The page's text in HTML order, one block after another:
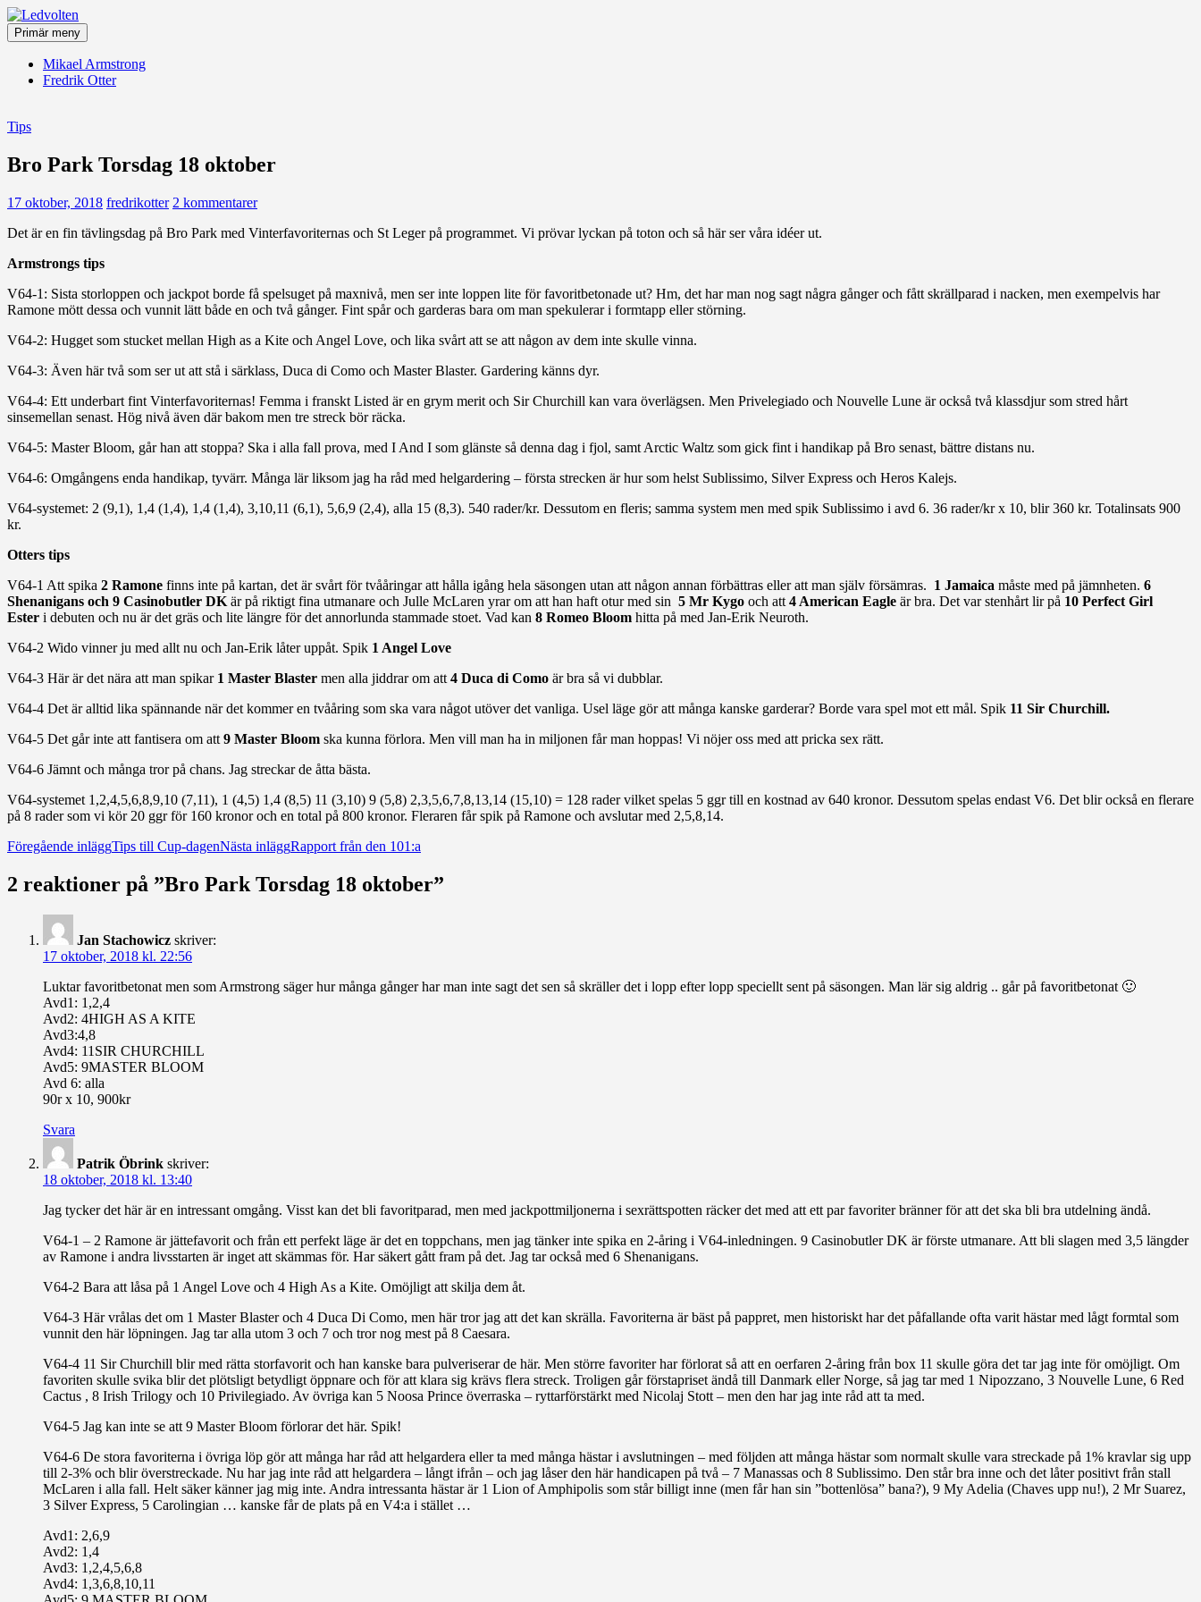
Hoppa
till
innehåll
Ledvolten
Primär meny
Mikael Armstrong
Fredrik Otter
Tips
Bro Park Torsdag 18 oktober
17 oktober, 2018 fredrikotter 2 kommentarer
Det är en fin tävlingsdag på Bro Park med Vinterfavoriternas och St Leger på programmet. Vi prövar lyckan på toton och så här ser våra idéer ut.
Armstrongs tips
V64-1: Sista storloppen och jackpot borde få spelsuget på maxnivå, men ser inte loppen lite för favoritbetonade ut? Hm, det har man nog sagt några gånger och fått skrällparad i nacken, men exempelvis har
Ramone mött dessa och vunnit lätt både en och två gånger. Fint spår och garderas bara om man spekulerar i formtapp eller störning.
V64-2: Hugget som stucket mellan High as a Kite och Angel Love, och lika svårt att se att någon av dem inte skulle vinna.
V64-3: Även här två som ser ut att stå i särklass, Duca di Como och Master Blaster. Gardering känns dyr.
V64-4: Ett underbart fint Vinterfavoriternas! Femma i franskt Listed är en grym merit och Sir Churchill kan vara överlägsen. Men Privelegiado och Nouvelle Lune är också två klassdjur som stred hårt
sinsemellan senast. Hög nivå även där bakom men tre streck bör räcka.
V64-5: Master Bloom, går han att stoppa? Ska i alla fall prova, med I And I som glänste så denna dag i fjol, samt Arctic Waltz som gick fint i handikap på Bro senast, bättre distans nu.
V64-6: Omgångens enda handikap, tyvärr. Många lär liksom jag ha råd med helgardering – första strecken är hur som helst Sublissimo, Silver Express och Heros Kalejs.
V64-systemet: 2 (9,1), 1,4 (1,4), 1,4 (1,4), 3,10,11 (6,1), 5,6,9 (2,4), alla 15 (8,3). 540 rader/kr. Dessutom en fleris; samma system men med spik Sublissimo i avd 6. 36 rader/kr x 10, blir 360 kr. Totalinsats 900
kr.
Otters tips
V64-1 Att spika 2 Ramone finns inte på kartan, det är svårt för tvååringar att hålla igång hela säsongen utan att någon annan förbättras eller att man själv försämras. 1 Jamaica måste med på jämnheten. 6
Shenanigans och 9 Casinobutler DK är på riktigt fina utmanare och Julle McLaren yrar om att han haft otur med sin 5 Mr Kygo och att 4 American Eagle är bra. Det var stenhårt lir på 10 Perfect Girl
Ester i debuten och nu är det gräs och lite längre för det annorlunda stammade stoet. Vad kan 8 Romeo Bloom hitta på med Jan-Erik Neuroth.
V64-2 Wido vinner ju med allt nu och Jan-Erik låter uppåt. Spik 1 Angel Love
V64-3 Här är det nära att man spikar 1 Master Blaster men alla jiddrar om att 4 Duca di Como är bra så vi dubblar.
V64-4 Det är alltid lika spännande när det kommer en tvååring som ska vara något utöver det vanliga. Usel läge gör att många kanske garderar? Borde vara spel mot ett mål. Spik 11 Sir Churchill.
V64-5 Det går inte att fantisera om att 9 Master Bloom ska kunna förlora. Men vill man ha in miljonen får man hoppas! Vi nöjer oss med att pricka sex rätt.
V64-6 Jämnt och många tror på chans. Jag streckar de åtta bästa.
V64-systemet 1,2,4,5,6,8,9,10 (7,11), 1 (4,5) 1,4 (8,5) 11 (3,10) 9 (5,8) 2,3,5,6,7,8,13,14 (15,10) = 128 rader vilket spelas 5 ggr till en kostnad av 640 kronor. Dessutom spelas endast V6. Det blir också en flerare
på 8 rader som vi kör 20 ggr för 160 kronor och en total på 800 kronor. Fleraren får spik på Ramone och avslutar med 2,5,8,14.
Inläggsnavigering
Föregående inläggTips till Cup-dagenNästa inläggRapport från den 101:a
2 reaktioner på ”Bro Park Torsdag 18 oktober”
Jan Stachowicz skriver:
17 oktober, 2018 kl. 22:56
Luktar favoritbetonat men som Armstrong säger hur många gånger har man inte sagt det sen så skräller det i lopp efter lopp speciellt sent på säsongen. Man lär sig aldrig .. går på favoritbetonat 🙂
Avd1: 1,2,4
Avd2: 4HIGH AS A KITE
Avd3:4,8
Avd4: 11SIR CHURCHILL
Avd5: 9MASTER BLOOM
Avd 6: alla
90r x 10, 900kr
Svara
Patrik Öbrink skriver:
18 oktober, 2018 kl. 13:40
Jag tycker det här är en intressant omgång. Visst kan det bli favoritparad, men med jackpottmiljonerna i sexrättspotten räcker det med att ett par favoriter bränner för att det ska bli bra utdelning ändå.
V64-1 – 2 Ramone är jättefavorit och från ett perfekt läge är det en toppchans, men jag tänker inte spika en 2-åring i V64-inledningen. 9 Casinobutler DK är förste utmanare. Att bli slagen med 3,5 längder
av Ramone i andra livsstarten är inget att skämmas för. Har säkert gått fram på det. Jag tar också med 6 Shenanigans.
V64-2 Bara att låsa på 1 Angel Love och 4 High As a Kite. Omöjligt att skilja dem åt.
V64-3 Här vrålas det om 1 Master Blaster och 4 Duca Di Como, men här tror jag att det kan skrälla. Favoriterna är bäst på pappret, men historiskt har det påfallande ofta varit hästar med lågt formtal som
vunnit den här löpningen. Jag tar alla utom 3 och 7 och tror nog mest på 8 Caesara.
V64-4 11 Sir Churchill blir med rätta storfavorit och han kanske bara pulveriserar de här. Men större favoriter har förlorat så att en oerfaren 2-åring från box 11 skulle göra det tar jag inte för omöjligt. Om
favoriten skulle svika blir det plötsligt betydligt öppnare och för att klara sig krävs flera streck. Troligen går förstapriset ändå till Danmark eller Norge, så jag tar med 1 Nipozzano, 3 Nouvelle Lune, 6 Red
Cactus , 8 Irish Trilogy och 10 Privilegiado. Av övriga kan 5 Noosa Prince överraska – ryttarförstärkt med Nicolaj Stott – men den har jag inte råd att ta med.
V64-5 Jag kan inte se att 9 Master Bloom förlorar det här. Spik!
V64-6 De stora favoriterna i övriga löp gör att många har råd att helgardera eller ta med många hästar i avslutningen – med följden att många hästar som normalt skulle vara streckade på 1% kravlar sig upp
till 2-3% och blir överstreckade. Nu har jag inte råd att helgardera – långt ifrån – och jag låser den här handicapen på två – 7 Manassas och 8 Sublissimo. Den står bra inne och det låter positivt från stall
McLaren i alla fall. Helt säker känner jag mig inte. Andra intressanta hästar är 1 Lion of Amphipolis som står billigt inne (men får han sin ”bottenlösa” bana?), 9 My Adelia (Chaves upp nu!), 2 Mr Suarez,
3 Silver Express, 5 Carolingian … kanske får de plats på en V4:a i stället …
Avd1: 2,6,9
Avd2: 1,4
Avd3: 1,2,4,5,6,8
Avd4: 1,3,6,8,10,11